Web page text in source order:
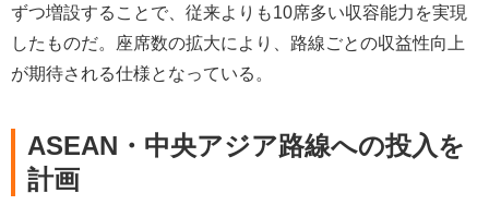
ずつ増設することで、従来よりも10席多い収容能力を実現
したものだ。座席数の拡大により、路線ごとの収益性向上
が期待される仕様となっている。
ASEAN・中央アジア路線への投入を
計画